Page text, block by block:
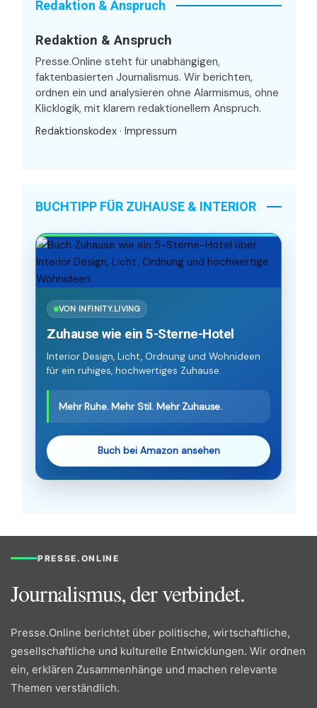
Redaktion & Anspruch
Redaktion & Anspruch
Presse.Online steht für unabhängigen,
faktenbasierten Journalismus. Wir berichten,
ordnen ein und analysieren ohne Alarmismus, ohne
Klicklogik, mit klarem redaktionellem Anspruch.
Redaktionskodex · Impressum
BUCHTIPP FÜR ZUHAUSE & INTERIOR
VON INFINITY.LIVING
Zuhause wie ein 5-Sterne-Hotel
Interior Design, Licht, Ordnung und Wohnideen
für ein ruhiges, hochwertiges Zuhause.
Mehr Ruhe. Mehr Stil. Mehr Zuhause.
Buch bei Amazon ansehen
PRESSE.ONLINE
Journalismus, der verbindet.
Presse.Online berichtet über politische, wirtschaftliche,
gesellschaftliche und kulturelle Entwicklungen. Wir ordnen
ein, erklären Zusammenhänge und machen relevante
Themen verständlich.